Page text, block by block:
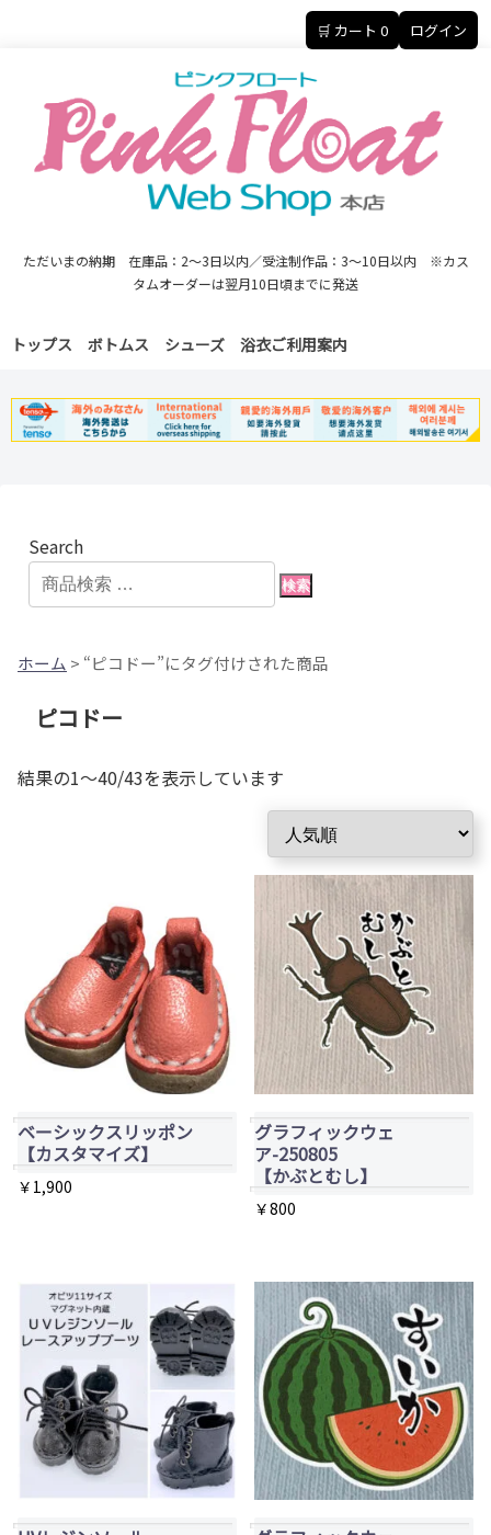
ただいまの納期 在庫品：2～3日以内／受注制作品：3～10日以内 ※カス
タムオーダーは翌月10日頃までに発送
トップス ボトムス シューズ 浴衣ご利用案内
Search
検索
ホーム > “ピコドー”にタグ付けされた商品
ピコドー
結果の1～40/43を表示しています
気
順
ベーシックスリッポン
【カスタマイズ】
￥ 1,900
商
品
に
複
数
バ
リ
グラフィックウェ
ア-250805
【かぶとむし】
￥800
🛒 カート 0 ログイン